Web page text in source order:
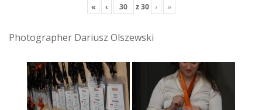
« ‹ z30 › »
Photographer Dariusz Olszewski